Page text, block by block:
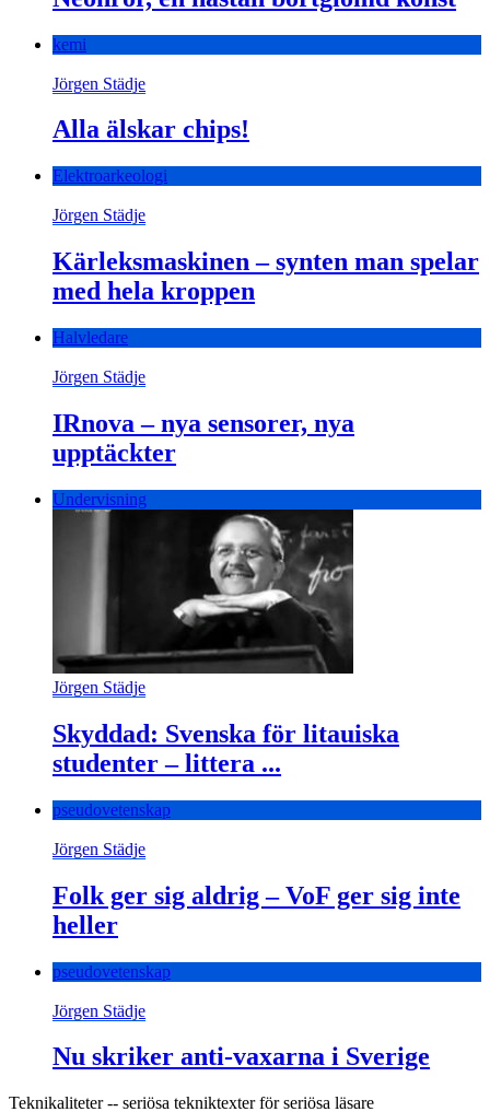
kemi
Jörgen Städje
Alla älskar chips!
Elektroarkeologi
Jörgen Städje
Kärleksmaskinen – synten man spelar
med hela kroppen
Halvledare
Jörgen Städje
IRnova – nya sensorer, nya
upptäckter
Undervisning
Jörgen Städje
Skyddad: Svenska för litauiska
studenter – littera ...
pseudovetenskap
Jörgen Städje
Folk ger sig aldrig – VoF ger sig inte
heller
pseudovetenskap
Jörgen Städje
Nu skriker anti-vaxarna i Sverige
Teknikaliteter -- seriösa tekniktexter för seriösa läsare